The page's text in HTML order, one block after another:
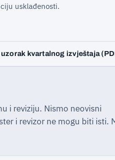
usklađenosti.
kvartalnog izvještaja
i reviziju. Nismo neovisni
i revizor ne mogu biti isti.